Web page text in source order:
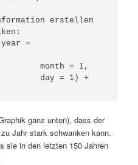
erstellen
=
month = 1,
ganz unten), dass der
Jahr stark schwanken kann.
sie in den letzten 150 Jahren